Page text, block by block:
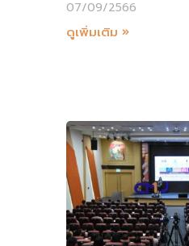
07/09/2566
ดูเพิ่มเติม »